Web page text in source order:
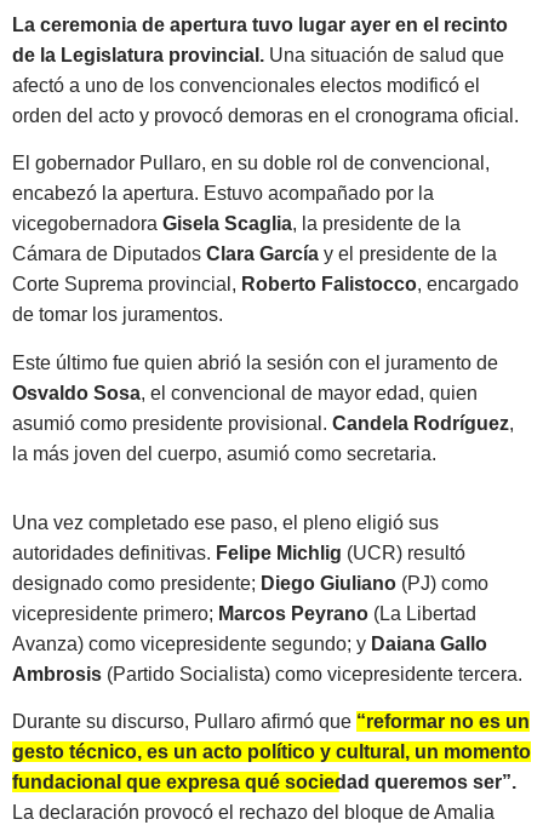
La ceremonia de apertura tuvo lugar ayer en el recinto
de la Legislatura provincial. Una situación de salud que
afectó a uno de los convencionales electos modificó el
orden del acto y provocó demoras en el cronograma oficial.
El gobernador Pullaro, en su doble rol de convencional,
encabezó la apertura. Estuvo acompañado por la
vicegobernadora Gisela Scaglia, la presidente de la
Cámara de Diputados Clara García y el presidente de la
Corte Suprema provincial, Roberto Falistocco, encargado
de tomar los juramentos.
Este último fue quien abrió la sesión con el juramento de
Osvaldo Sosa, el convencional de mayor edad, quien
asumió como presidente provisional. Candela Rodríguez,
la más joven del cuerpo, asumió como secretaria.
Una vez completado ese paso, el pleno eligió sus
autoridades definitivas. Felipe Michlig (UCR) resultó
designado como presidente; Diego Giuliano (PJ) como
vicepresidente primero; Marcos Peyrano (La Libertad
Avanza) como vicepresidente segundo; y Daiana Gallo
Ambrosis (Partido Socialista) como vicepresidente tercera.
Durante su discurso, Pullaro afirmó que “reformar no es un
gesto técnico, es un acto político y cultural, un momento
fundacional que expresa qué sociedad queremos ser”.
La declaración provocó el rechazo del bloque de Amalia